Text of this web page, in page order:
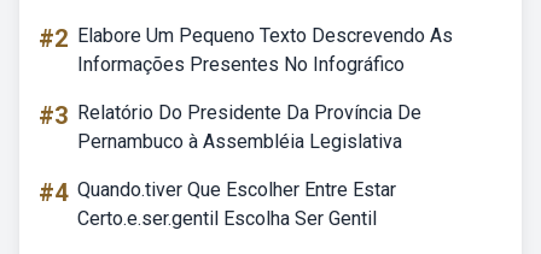
#2 Elabore Um Pequeno Texto Descrevendo As
Informações Presentes No Infográfico
#3 Relatório Do Presidente Da Província De
Pernambuco à Assembléia Legislativa
#4 Quando.tiver Que Escolher Entre Estar
Certo.e.ser.gentil Escolha Ser Gentil